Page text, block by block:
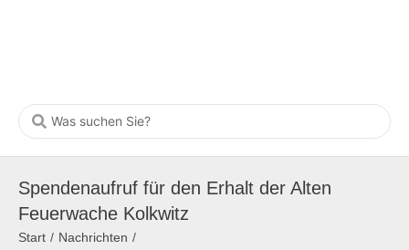
Spendenaufruf für den Erhalt der Alten
Feuerwache Kolkwitz
Start / Nachrichten /